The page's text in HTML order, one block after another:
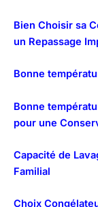
Bien Choisir sa
un Repassage
Bonne
Bonne
pour une
Capacité de
Familial
Choix